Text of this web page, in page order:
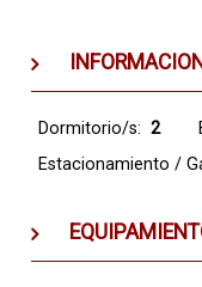
Dormitorio/s: 2
Estacionamiento /